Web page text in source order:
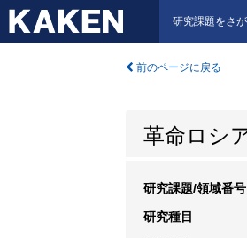
研究課題をさ
前のページに戻る
革命ロシ
研究課題/領域番号
研究種目